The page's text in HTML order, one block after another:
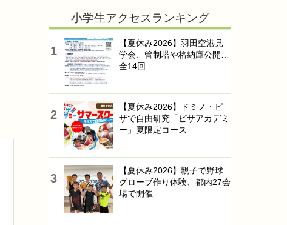
小学生アクセスランキング
【夏休み2026】羽田空港見
学会、管制塔や格納庫公開…
全14回
【夏休み2026】ドミノ・ピ
ザで自由研究「ピザアカデミ
ー」夏限定コース
【夏休み2026】親子で野球
グローブ作り体験、都内27会
場で開催